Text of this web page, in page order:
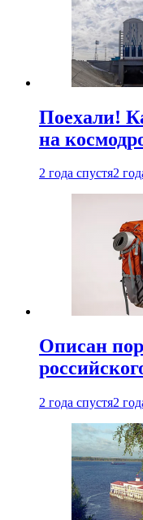
Поехали!
на
2 года спустя2
Описан
2 года спустя2